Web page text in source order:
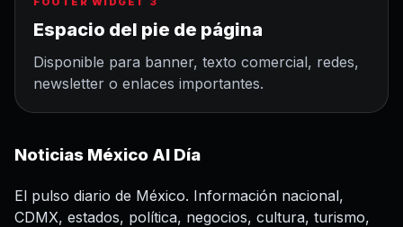
Espacio del pie de página
Disponible para banner, texto comercial, redes,
newsletter o enlaces importantes.
Noticias México Al Día
El pulso diario de México. Información nacional,
CDMX, estados, política, negocios, cultura, turismo,